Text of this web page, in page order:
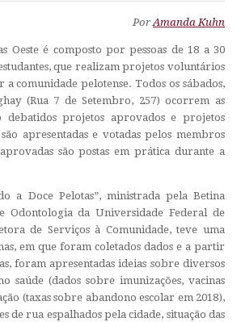
Por Amanda Kuhn
Oeste é composto por pessoas de 18 a 30
que realizam projetos voluntários
comunidade pelotense. Todos os sábados,
(Rua 7 de Setembro, 257) ocorrem as
debatidos projetos aprovados e projetos
apresentadas e votadas pelos membros
são postas em prática durante a
a Doce Pelotas”, ministrada pela Betina
Odontologia da Universidade Federal de
de Serviços à Comunidade, teve uma
em que foram coletados dados e a partir
foram apresentadas ideias sobre diversos
saúde (dados sobre imunizações, vacinas
(taxas sobre abandono escolar em 2018),
de rua espalhados pela cidade, situação das